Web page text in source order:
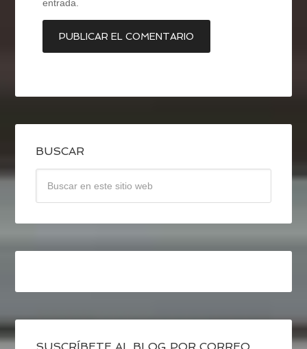
entrada.
BUSCAR